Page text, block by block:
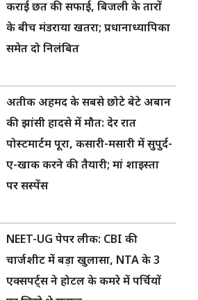
कराई छत की सफाई, बिजली के तारों
के बीच मंडराया खतरा; प्रधानाध्यापिका
समेत दो निलंबित
अतीक अहमद के सबसे छोटे बेटे अबान
की झांसी हादसे में मौत: देर रात
पोस्टमार्टम पूरा, कसारी-मसारी में सुपुर्द-
ए-खाक करने की तैयारी; मां शाइस्ता
पर सस्पेंस
NEET-UG पेपर लीक: CBI की
चार्जशीट में बड़ा खुलासा, NTA के 3
एक्सपर्ट्स ने होटल के कमरे में पर्चियों